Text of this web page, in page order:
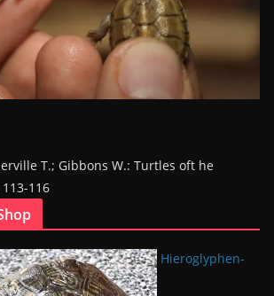
T.; Gibbons W.: Turtles oft he
116
Hieroglyphen-